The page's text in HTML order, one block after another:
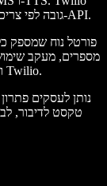
גובה לפי צריכה ומציעה תקופת ניסיון חינמית למפתחים לבדיקת ה-API.
מספרים, מעקב
עבור Text-to-Speech ושירותים נוספים, בקרו באתר Twilio.
טקסט לדיבור,